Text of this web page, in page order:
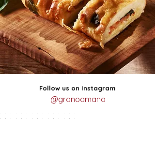
Follow us on Instagram
@granoamano